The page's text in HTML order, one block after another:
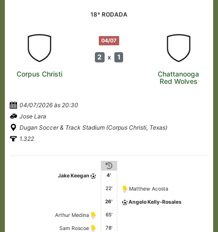
18ª RODADA
04/07
2 x 1
Corpus Christi
Chattanooga
Red Wolves
04/07/2026 às 20:30
Jose Lara
Dugan Soccer & Track Stadium (Corpus Christi, Texas)
1.322
Jake Keegan 4'
22' Matthew Acosta
26' Angelo Kelly-Rosales
Arthur Medina 65'
Sam Roscoe 78'